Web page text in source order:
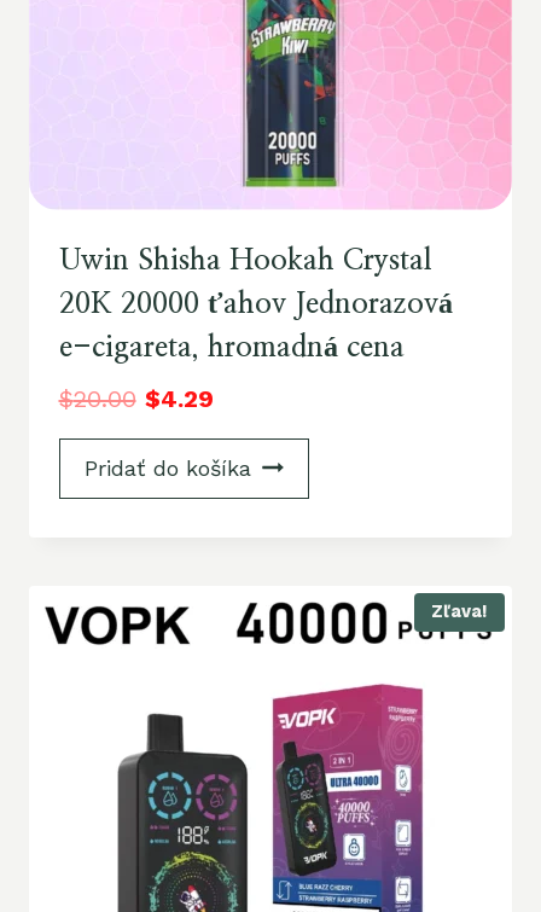
Uwin Shisha Hookah Crystal
20K 20000 ťahov Jednorazová
e-cigareta, hromadná cena
$20.00 $4.29
Pridať do košíka
Zľava!